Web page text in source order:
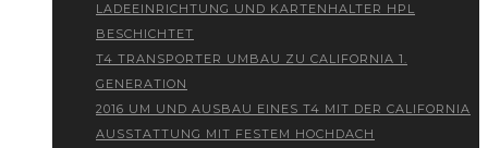
LADEEINRICHTUNG UND KARTENHALTER HPL
BESCHICHTET
T4 TRANSPORTER UMBAU ZU CALIFORNIA 1.
GENERATION
2016 UM UND AUSBAU EINES T4 MIT DER CALIFORNIA
AUSSTATTUNG MIT FESTEM HOCHDACH